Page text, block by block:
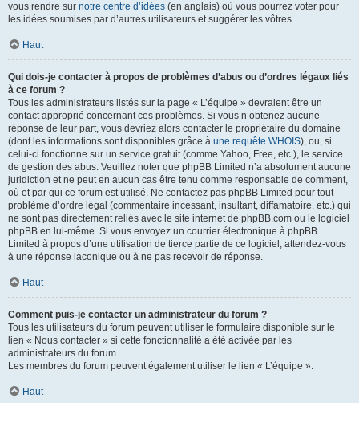
vous rendre sur notre centre d’idées (en anglais) où vous pourrez voter pour
les idées soumises par d’autres utilisateurs et suggérer les vôtres.
Haut
Qui dois-je contacter à propos de problèmes d’abus ou d’ordres légaux liés
à ce forum ?
Tous les administrateurs listés sur la page « L’équipe » devraient être un
contact approprié concernant ces problèmes. Si vous n’obtenez aucune
réponse de leur part, vous devriez alors contacter le propriétaire du domaine
(dont les informations sont disponibles grâce à une requête WHOIS), ou, si
celui-ci fonctionne sur un service gratuit (comme Yahoo, Free, etc.), le service
de gestion des abus. Veuillez noter que phpBB Limited n’a absolument aucune
juridiction et ne peut en aucun cas être tenu comme responsable de comment,
où et par qui ce forum est utilisé. Ne contactez pas phpBB Limited pour tout
problème d’ordre légal (commentaire incessant, insultant, diffamatoire, etc.) qui
ne sont pas directement reliés avec le site internet de phpBB.com ou le logiciel
phpBB en lui-même. Si vous envoyez un courrier électronique à phpBB
Limited à propos d’une utilisation de tierce partie de ce logiciel, attendez-vous
à une réponse laconique ou à ne pas recevoir de réponse.
Haut
Comment puis-je contacter un administrateur du forum ?
Tous les utilisateurs du forum peuvent utiliser le formulaire disponible sur le
lien « Nous contacter » si cette fonctionnalité a été activée par les
administrateurs du forum.
Les membres du forum peuvent également utiliser le lien « L’équipe ».
Haut